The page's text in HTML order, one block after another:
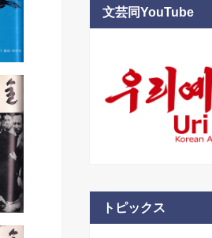
文芸同YouTube
トピックス